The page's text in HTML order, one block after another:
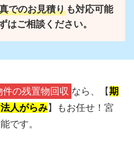
でのお見積りも対応可能
はご相談ください。
の残置物回収 なら、【期
人がらみ】もお任せ！宮
です。